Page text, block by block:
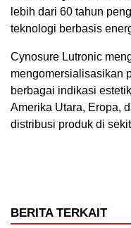
lebih dari 60 tahun
teknologi berbasis
Cynosure Lutronic
mengomersialisasikan
berbagai indikasi
Amerika Utara, Eropa,
distribusi produk di
BERITA TERKAIT